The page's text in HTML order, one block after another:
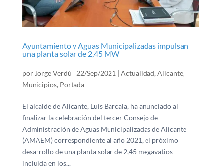
Ayuntamiento y Aguas Municipalizadas impulsan
una planta solar de 2,45 MW
por Jorge Verdú | 22/Sep/2021 | Actualidad, Alicante,
Municipios, Portada
El alcalde de Alicante, Luis Barcala, ha anunciado al
finalizar la celebración del tercer Consejo de
Administración de Aguas Municipalizadas de Alicante
(AMAEM) correspondiente al año 2021, el próximo
desarrollo de una planta solar de 2,45 megavatios -
incluida en los...